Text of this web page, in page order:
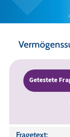
Getestete
Fragetext: